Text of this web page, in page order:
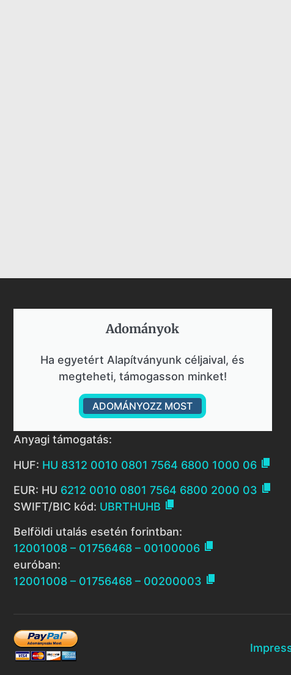
Adományok​
Ha egyetért Alapítványunk céljaival, és
megteheti, támogasson minket!
ADOMÁNYOZZ MOST
Anyagi támogatás:
HUF: HU 8312 0010 0801 7564 6800 1000 06 
EUR: HU 6212 0010 0801 7564 6800 2000 03 
SWIFT/BIC kód: UBRTHUHB 
Belföldi utalás esetén forintban:
12001008 – 01756468 – 00100006 
euróban:
12001008 – 01756468 – 00200003 